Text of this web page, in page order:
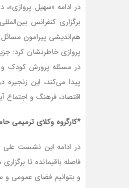
در ادامه «سهیل
برگزاری کنفرانس
هم‌اندیشی پیرامون
پروازی خاطرنشان کرد:
در مسئله پرورش کودک و
پیدا می‌کند، این
اقتصاد، فرهنگ و اجتماع
*کارگروه وکلای ترمیمی
در ادامه این نشست علی
فاصله باقیمانده تا
و بتوانیم فضای عمومی